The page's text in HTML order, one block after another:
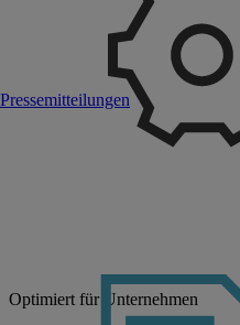
Pressemitteilungen
Optimiert für Unternehmen